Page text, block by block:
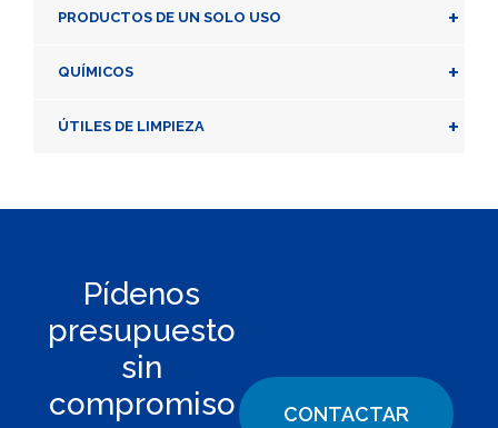
+
PRODUCTOS DE UN SOLO USO
+
QUÍMICOS
+
ÚTILES DE LIMPIEZA
Pídenos
presupuesto
sin
compromiso
CONTACTAR